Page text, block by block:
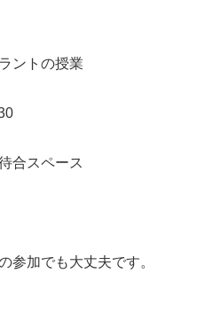
ントの授業
合スペース
参加でも大丈夫です。